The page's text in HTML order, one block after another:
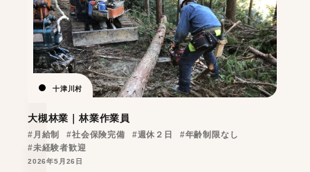
十津川村
大槻林業｜林業作業員
#月給制 #社会保険完備 #週休２日
#年齢制限なし
#未経験者歓迎
2026年5月26日